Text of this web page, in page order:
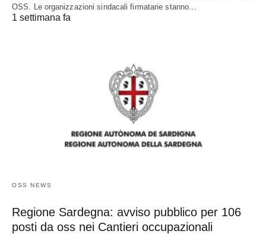
OSS. Le organizzazioni sindacali firmatarie stanno…
1 settimana fa
OSS NEWS
Regione Sardegna: avviso pubblico per 106
posti da oss nei Cantieri occupazionali